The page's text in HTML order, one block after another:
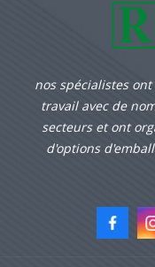
nos spécialistes
travail avec de
secteurs et ont
d'options